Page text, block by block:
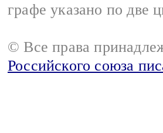
графе указано по две
© Все права
Российского союза